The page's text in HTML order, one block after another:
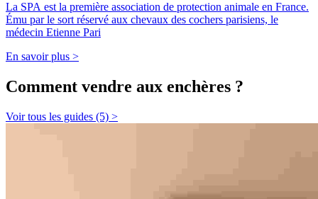
La SPA est la première association de protection animale en France.
Ému par le sort réservé aux chevaux des cochers parisiens, le
médecin Etienne Pari
En savoir plus >
Comment vendre aux enchères ?
Voir tous les guides (5) >